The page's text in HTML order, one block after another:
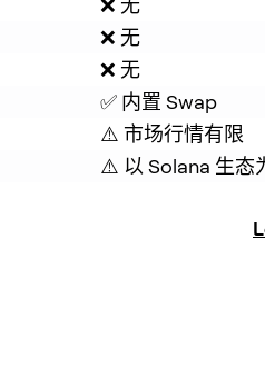
❌ 无
❌ 无
❌ 无
✅ 内置 Swap
⚠️ 市场行情有限
⚠️ 以 Solana 生态